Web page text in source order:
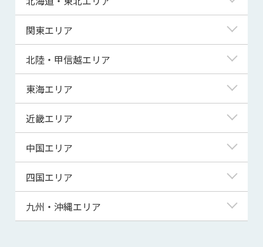
北海道
青森県
宮城県
秋田県
山形県
関東エリア
東京都
神奈川県
埼玉県
千葉県
茨城県
群馬県
北陸・甲信越エリア
新潟県
富山県
福井県
山梨県
長野県
東海エリア
岐阜県
静岡県
三重県
近畿エリア
滋賀県
京都府
大阪府
兵庫県
中国エリア
鳥取県
島根県
四国エリア
徳島県
九州・沖縄エリア